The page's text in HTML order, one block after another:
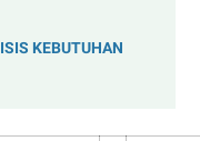
KEBUTUHAN